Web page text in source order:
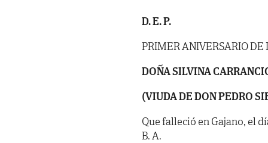
D. E. P.
PRIMER ANIVERSARIO DE
DOÑA SILVINA
(VIUDA DE DON PEDRO
Que falleció en Gajano, el
B. A.